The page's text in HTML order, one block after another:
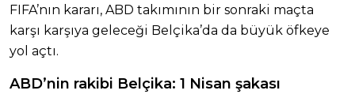
FIFA’nın kararı, ABD takımının bir sonraki maçta
karşı karşıya geleceği Belçika’da da büyük öfkeye
yol açtı.
ABD’nin rakibi Belçika: 1 Nisan şakası